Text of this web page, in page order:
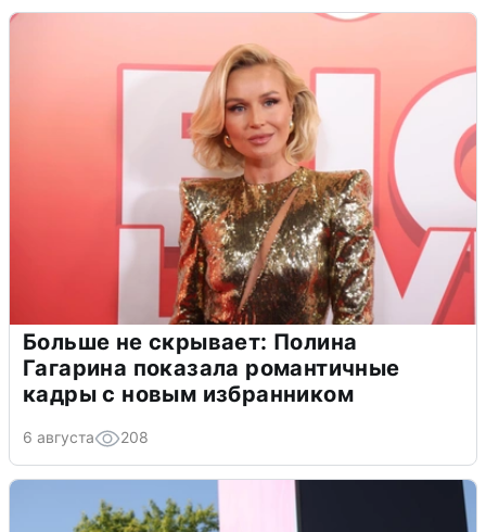
Больше не скрывает: Полина
Гагарина показала романтичные
кадры с новым избранником
6 августа 208